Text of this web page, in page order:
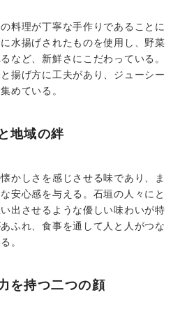
料理が丁寧な手作りであることに
水揚げされたものを使用し、野菜
など、新鮮さにこだわっている。
揚げ方に工夫があり、ジューシー
めている。
地域の絆
かしさを感じさせる味であり、ま
安心感を与える。石垣の人々にと
出させるような優しい味わいが特
ふれ、食事を通して人と人がつな
。
を持つ二つの顔